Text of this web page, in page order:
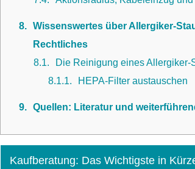
8
Wissenswertes über Allergiker-
Rechtliches
8.1
Die Reinigung eines Allergiker-
8.1.1
HEPA-Filter austauschen
9 Quellen: Literatur und
Kaufberatung: Das Wichtigste in